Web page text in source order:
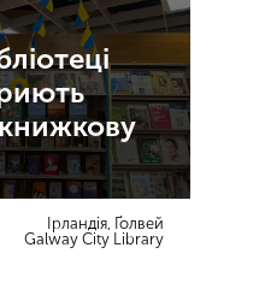
Ірландія, Ґолвей
Galway City Library